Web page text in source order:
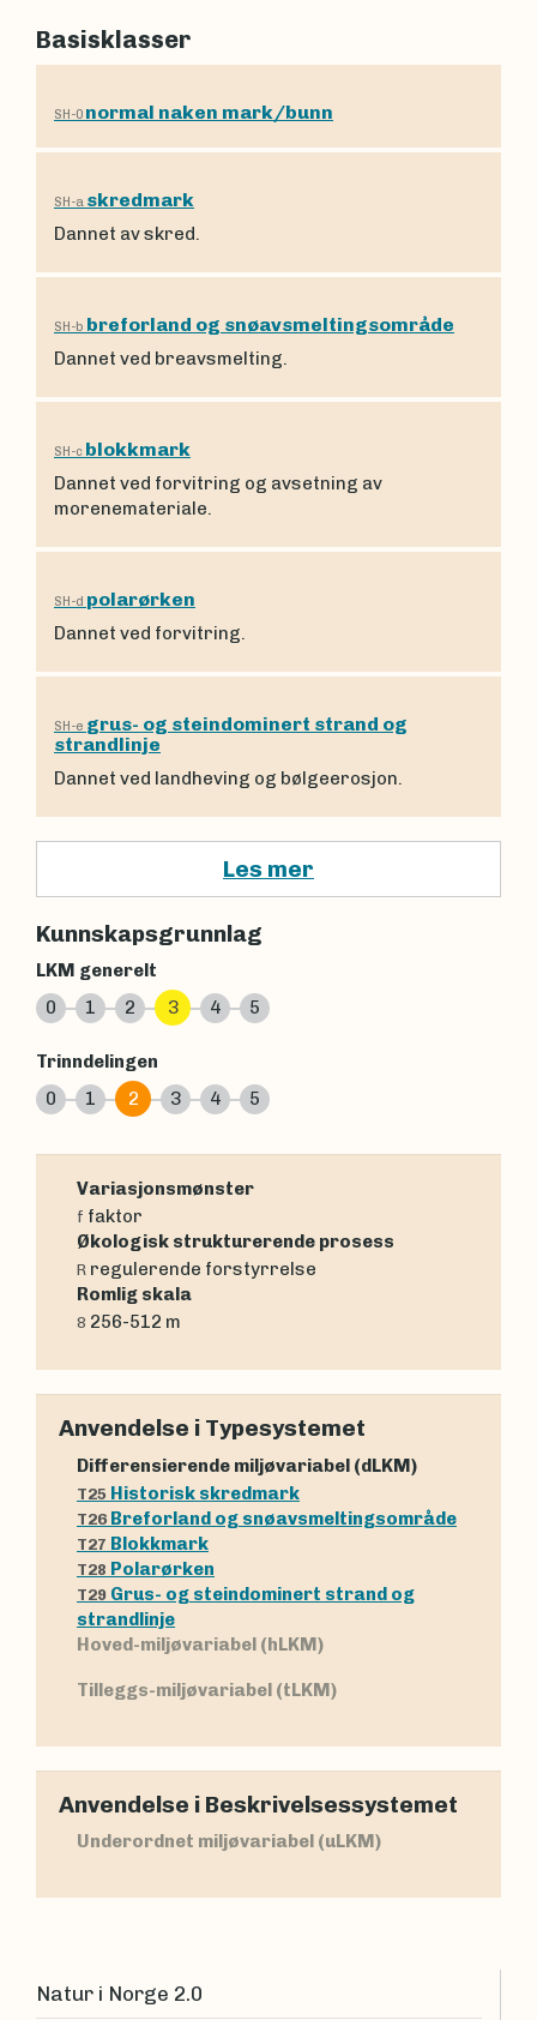
Basisklasser
SH-0 normal naken mark/bunn
SH-a skredmark
Dannet av skred.
SH-b breforland og snøavsmeltingsområde
Dannet ved breavsmelting.
SH-c blokkmark
Dannet ved forvitring og avsetning av
morenemateriale.
SH-d polarørken
Dannet ved forvitring.
SH-e grus- og steindominert strand og
strandlinje
Dannet ved landheving og bølgeerosjon.
Les mer
Kunnskapsgrunnlag
LKM generelt
0
1 2 3 4 5
Trinndelingen
0
1 2 3 4 5
Variasjonsmønster
f faktor
Økologisk strukturerende prosess
R regulerende forstyrrelse
Romlig skala
8 256-512 m
Anvendelse i Typesystemet
Differensierende miljøvariabel (dLKM)
T25 Historisk skredmark
T26 Breforland og snøavsmeltingsområde
T27 Blokkmark
T28 Polarørken
T29 Grus- og steindominert strand og
strandlinje
Hoved-miljøvariabel (hLKM)
Tilleggs-miljøvariabel (tLKM)
Anvendelse i Beskrivelsessystemet
Underordnet miljøvariabel (uLKM)
Natur i Norge 2.0